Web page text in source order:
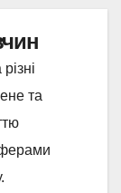
та